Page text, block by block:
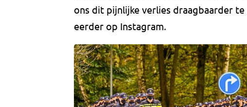
ons dit pijnlijke verlies draagbaarder
eerder op Instagram.